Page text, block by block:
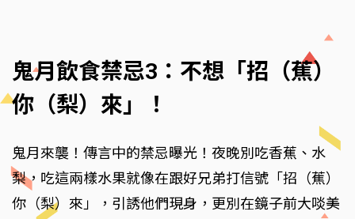
鬼月飲食禁忌3：不想「招（蕉）
你（梨）來」！
鬼月來襲！傳言中的禁忌曝光！夜晚別吃香蕉、水
梨，吃這兩樣水果就像在跟好兄弟打信號「招（蕉）
你（梨）來」，引誘他們現身，更別在鏡子前大啖美